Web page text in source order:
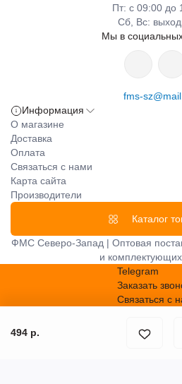
494 р.
Пт: с 09:00 до
Сб, Вс:
Мы в
fms-
Информация
О магазине
Доставка
Оплата
Связаться с нами
Карта сайта
Производители
Каталог
ФМС Северо-Запад | Оптовая
и
Telegram
Заказать
Связаться с